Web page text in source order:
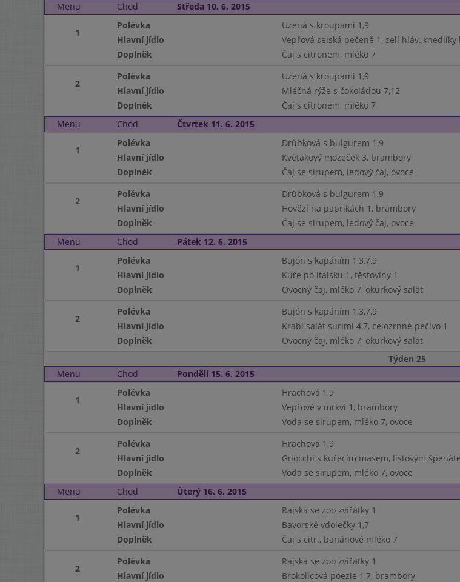
Menu
Chod Středa 10. 6. 2015
1
Polévka
Uzená s kroupami 1,9
Hlavní jídlo
Vepřová selská pečeně 1, zelí hláv.,knedlíky
Doplněk
Čaj s citronem, mléko 7
2
Polévka
Uzená s kroupami 1,9
Hlavní jídlo
Mléčná rýže s čokoládou 7,12
Doplněk
Čaj s citronem, mléko 7
Menu
Chod Čtvrtek 11. 6. 2015
1
Polévka
Drůbková s bulgurem 1,9
Hlavní jídlo
Květákový mozeček 3, brambory
Doplněk
Čaj se sirupem, ledový čaj, ovoce
2
Polévka
Drůbková s bulgurem 1,9
Hlavní jídlo
Hovězí na paprikách 1, brambory
Doplněk
Čaj se sirupem, ledový čaj, ovoce
Menu
Chod Pátek 12. 6. 2015
1
Polévka
Bujón s kapáním 1,3,7,9
Hlavní jídlo
Kuře po italsku 1, těstoviny 1
Doplněk
Ovocný čaj, mléko 7, okurkový salát
2
Polévka
Bujón s kapáním 1,3,7,9
Hlavní jídlo
Krabí salát surimi 4,7, celozrnné pečivo 1
Doplněk
Ovocný čaj, mléko 7, okurkový salát
Týden 25
Menu
Chod Pondělí 15. 6. 2015
1
Polévka
Hrachová 1,9
Hlavní jídlo
Vepřové v mrkvi 1, brambory
Doplněk
Voda se sirupem, mléko 7, ovoce
2
Polévka
Hrachová 1,9
Hlavní jídlo
Gnocchi s kuřecím masem, listovým
Doplněk
Voda se sirupem, mléko 7, ovoce
Menu
Chod Úterý 16. 6. 2015
1
Polévka
Rajská se zoo zvířátky 1
Hlavní jídlo
Bavorské vdolečky 1,7
Doplněk
Čaj s citr., banánové mléko 7
2
Polévka
Rajská se zoo zvířátky 1
Hlavní jídlo
Brokolicová poezie 1,7, brambory